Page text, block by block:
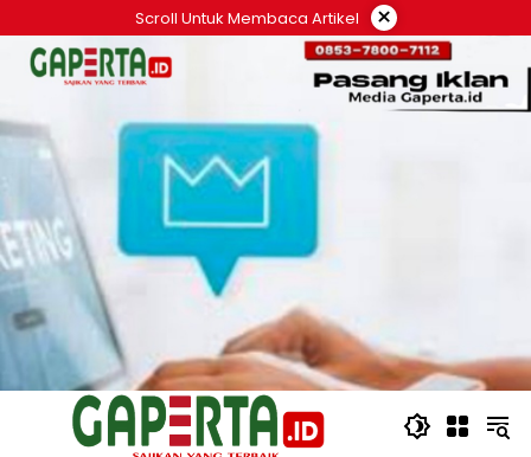
ke
konten
Scroll Untuk Membaca Artikel ×